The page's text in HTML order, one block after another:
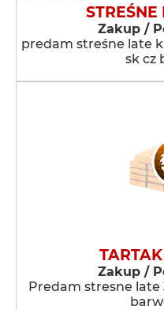
STREŚNE
Zakup /
predam streśne late
sk cz
Zakup /
Predam stresne late